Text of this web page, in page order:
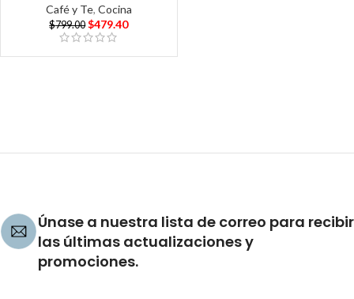
Café y Te, Cocina
$799.00 $479.40
Únase a nuestra lista de correo para recibir
las últimas actualizaciones y
promociones.